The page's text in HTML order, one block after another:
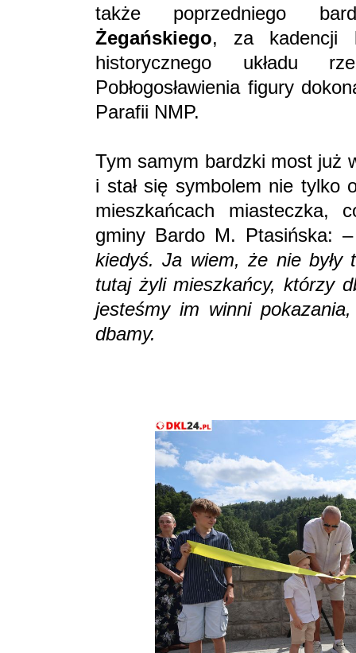
także poprzedniego
Żegańskiego, za kadencji
historycznego układu
Pobłogosławienia figury
Parafii NMP.
Tym samym bardzki most już
i stał się symbolem nie tylko
mieszkańcach miasteczka,
gminy Bardo M. Ptasińska: –
kiedyś. Ja wiem, że nie były
tutaj żyli mieszkańcy, którzy
jesteśmy im winni
dbamy.